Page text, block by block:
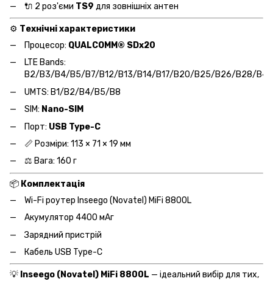
🔌 2 роз'єми TS9 для зовнішніх антен
⚙️ Технічні характеристики
Процесор: QUALCOMM® SDx20
LTE Bands:
B2/B3/B4/B5/B7/B12/B13/B14/B17/B20/B25/B26/B28/
UMTS: B1/B2/B4/B5/B8
SIM: Nano-SIM
Порт: USB Type-C
📏 Розміри: 113 × 71 × 19 мм
⚖️ Вага: 160 г
📦 Комплектація
Wi-Fi роутер Inseego (Novatel) MiFi 8800L
Акумулятор 4400 мАг
Зарядний пристрій
Кабель USB Type-C
💡 Inseego (Novatel) MiFi 8800L — ідеальний вибір для тих,